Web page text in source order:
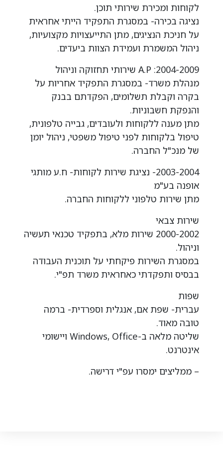
לקוחות ומכירת שירותי תוכן.
נציגה בכירה- במסגרת התפקיד הייתי אחראית
על חניכת הנציגים, מתן התייעצויות מקצועיות,
ניהול המשמרת ועמידת הצוות ביעדים.
2004-2009: A.P שירותי תחזוקה וניהול
מנהלת משרד- במסגרת התפקיד אחריות על
בקרה וקבלת תשלומים, הפקדתם בבנק
והנפקת חשבוניות.
מתן מענה ללקוחות ולעובדים, גבייה טלפונית,
טיפול בלקוחות לפני טיפול משפטי, ניהול יומן
של מנכ"ל החברה.
2003-2004- נציגת שירות לקוחות- ח.ע מותגי
אופנה בע"מ
מתן שירות טלפוני ללקוחות החברה.
שירות צבאי
2000-2002 שירות מלא, בתפקיד טכנאי תעשיה
וניהול.
במסגרת השירות פיקחתי על תוכנית העבודה
בבסיס ותפקדתי כאחראית משרד תפ"י.
שפות
עברית- שפת אם, אנגלית וספרדית- ברמה
טובה מאוד.
שליטה מלאה ב-Windows, Office ויישומי
אינטרנט.
– ממליצים ימסרו עפ"י דרישה.